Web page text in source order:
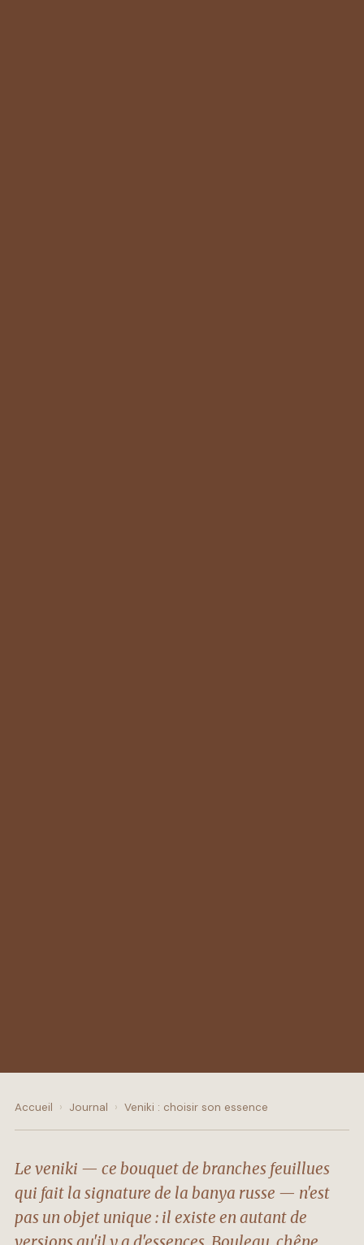
Accueil › Journal › Veniki : choisir son essence
Le veniki — ce bouquet de branches feuillues
qui fait la signature de la banya russe — n'est
pas un objet unique : il existe en autant de